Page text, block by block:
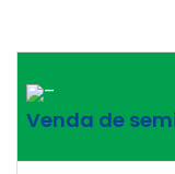
–
Venda de